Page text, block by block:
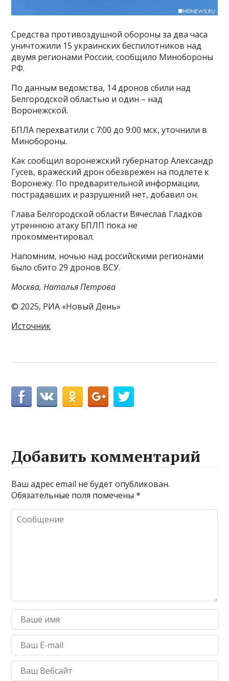
Средства противоздушной обороны за два часа
уничтожили 15 украинских беспилотников над
двумя регионами России, сообщило Минобороны
РФ.
По данным ведомства, 14 дронов сбили над
Белгородской областью и один – над
Воронежской.
БПЛА перехватили с 7:00 до 9:00 мск, уточнили в
Минобороны.
Как сообщил воронежский губернатор Александр
Гусев, вражеский дрон обезврежен на подлете к
Воронежу. По предварительной информации,
пострадавших и разрушений нет, добавил он.
Глава Белгородской области Вячеслав Гладков
утреннюю атаку БПЛП пока не
прокомментировал.
Напомним, ночью над российскими регионами
было сбито 29 дронов ВСУ.
Москва, Наталья Петрова
© 2025, РИА «Новый День»
Источник
Добавить комментарий
Ваш адрес email не будет опубликован.
Обязательные поля помечены*